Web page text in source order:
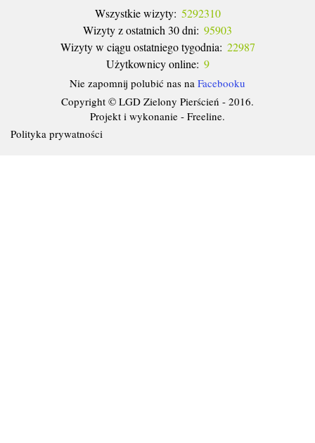
Wszystkie wizyty: 5292310
Wizyty z ostatnich 30 dni: 95903
Wizyty w ciągu ostatniego tygodnia: 22987
Użytkownicy online: 9
Nie zapomnij polubić nas na Facebooku
Copyright © LGD Zielony Pierścień - 2016.
Projekt i wykonanie - Freeline.
Polityka prywatności